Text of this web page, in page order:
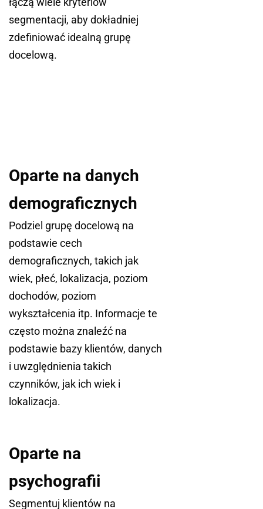
segmentacji, aby dokładniej
zdefiniować idealną grupę
docelową.
Oparte na danych
demograficznych
Podziel grupę docelową na
podstawie cech
demograficznych, takich jak
wiek, płeć, lokalizacja, poziom
dochodów, poziom
wykształcenia itp. Informacje te
często można znaleźć na
podstawie bazy klientów, danych
i uwzględnienia takich
czynników, jak ich wiek i
lokalizacja.
Oparte na
psychografii
Segmentuj klientów na